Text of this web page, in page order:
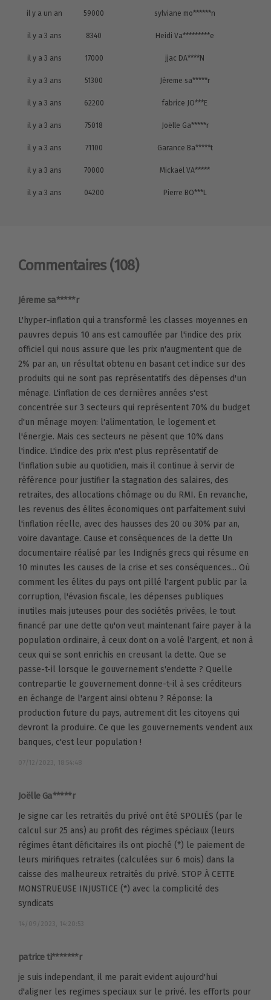
il y a un an 59000 sylviane mo******n
il y a 3 ans 8340 Heidi Va*********e
il y a 3 ans 17000 jjac DA****N
il y a 3 ans 51300 Jéreme sa*****r
il y a 3 ans 62200 fabrice JO***E
il y a 3 ans 75018 Joëlle Ga*****r
il y a 3 ans 71100 Garance Ba*****t
il y a 3 ans 70000 Mickaël VA*****
il y a 3 ans 04200 Pierre BO***L
Commentaires (108)
Jéreme sa*****r
L'hyper-inflation qui a transformé les classes moyennes en
pauvres depuis 10 ans est camouflée par l'indice des prix
officiel qui nous assure que les prix n'augmentent que de
2% par an, un résultat obtenu en basant cet indice sur des
produits qui ne sont pas représentatifs des dépenses d'un
ménage. L'inflation de ces dernières années s'est
concentrée sur 3 secteurs qui représentent 70% du budget
d'un ménage moyen: l'alimentation, le logement et
l'énergie. Mais ces secteurs ne pèsent que 10% dans
l'indice. L'indice des prix n'est plus représentatif de
l'inflation subie au quotidien, mais il continue à servir de
référence pour justifier la stagnation des salaires, des
retraites, des allocations chômage ou du RMI. En revanche,
les revenus des élites économiques ont parfaitement suivi
l'inflation réelle, avec des hausses des 20 ou 30% par an,
voire davantage. Cause et conséquences de la dette Un
documentaire réalisé par les Indignés grecs qui résume en
10 minutes les causes de la crise et ses conséquences... Où
comment les élites du pays ont pillé l'argent public par la
corruption, l'évasion fiscale, les dépenses publiques
inutiles mais juteuses pour des sociétés privées, le tout
financé par une dette qu'on veut maintenant faire payer à la
population ordinaire, à ceux dont on a volé l'argent, et non à
ceux qui se sont enrichis en creusant la dette. Que se
passe-t-il lorsque le gouvernement s'endette ? Quelle
contrepartie le gouvernement donne-t-il à ses créditeurs
en échange de l'argent ainsi obtenu ? Réponse: la
production future du pays, autrement dit les citoyens qui
devront la produire. Ce que les gouvernements vendent aux
banques, c'est leur population !
07/12/2023, 18:54:48
Joëlle Ga*****r
Je signe car les retraités du privé ont été SPOLIÉS (par le
calcul sur 25 ans) au profit des régimes spéciaux (leurs
régimes étant déficitaires ils ont pioché (*) le paiement de
leurs mirifiques retraites (calculées sur 6 mois) dans la
caisse des malheureux retraités du privé. STOP À CETTE
MONSTRUEUSE INJUSTICE (*) avec la complicité des
syndicats
14/09/2023, 14:20:53
patrice ti*******r
je suis independant, il me parait evident aujourd'hui
d'aligner les regimes speciaux sur le privé. les efforts pour